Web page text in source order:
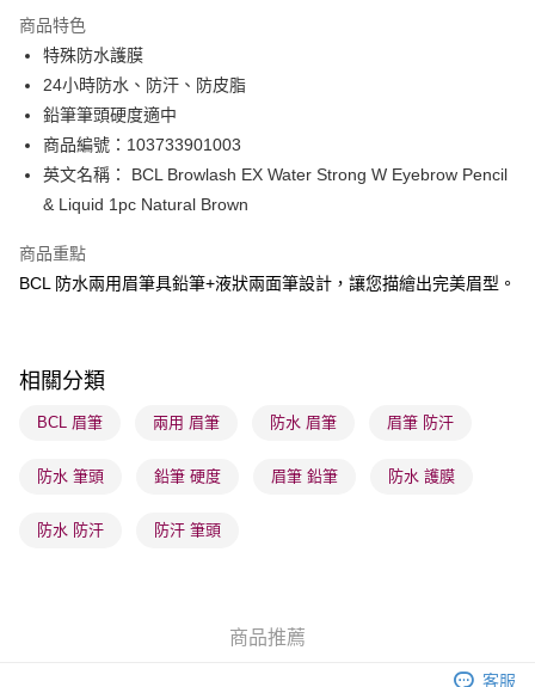
PayMe
WeChat Pay
BoC Pay
送貨方式
每筆HK$65.00，滿HK$300.00或以上免運費
確認發貨後1-3 工作天送達，訂單將隨機分配至SF順豐速運或京東
物流公司進行物流配送
取。逾期會取消訂單，並不會安排重寄
取。逾期會取消訂單，並不會安排重寄
商品特色
特殊防水護膜
24小時防水、防汗、防皮脂
鉛筆筆頭硬度適中
商品編號：103733901003
英文名稱： BCL Browlash EX Water Strong W Eyebrow Pencil
& Liquid 1pc Natural Brown
商品重點
BCL 防水兩用眉筆具鉛筆+液狀兩面筆設計，讓您描繪出完美眉型。
相關分類
BCL 眉筆 兩用 眉筆 防水 眉筆 眉筆 防汗
防水 筆頭 鉛筆 硬度 眉筆 鉛筆 防水 護膜
防水 防汗 防汗 筆頭
商品推薦
客服